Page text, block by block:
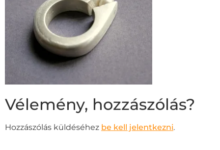
Vélemény, hozzászólás?
Hozzászólás küldéséhez be kell jelentkezni.